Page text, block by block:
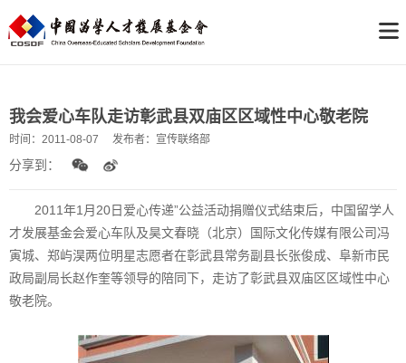
我会爱心车队走访彰武县双庙区区域性中心敬老院
时间： 2011-08-07 发布者： 宣传联络部
分享到：
2011年1月20日爱心传递”公益活动捐赠仪式结束后，中国留学人
才发展基金会爱心车队及昊文春晓（北京）国际文化传媒有限公司冯
寅城、郑屿淏两位明星志愿者在彰武县常务副县长张俊成、阜新市民
政局副局长赵作奎等领导的陪同下，走访了彰武县双庙区区域性中心
敬老院。